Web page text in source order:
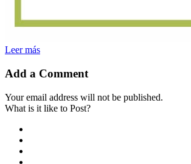
Leer más
Add a Comment
Your email address will not be published.
What is it like to Post?